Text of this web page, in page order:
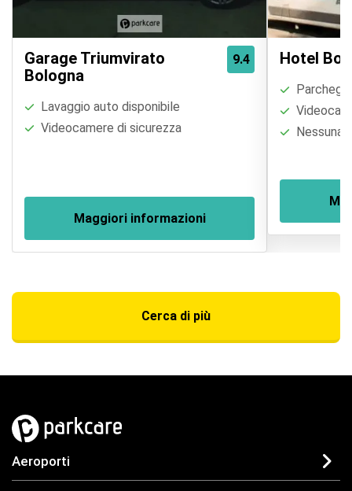
9.4
Garage Triumvirato
Bologna
Lavaggio auto disponibile
Videocamere di sicurezza
Maggiori informazioni
Hotel
Nessuna
Cerca di più
Aeroporti